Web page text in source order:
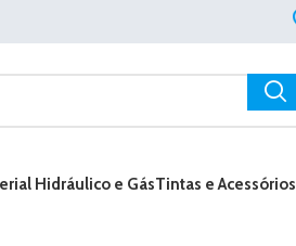
Hidráulico e GásTintas e Acessórios